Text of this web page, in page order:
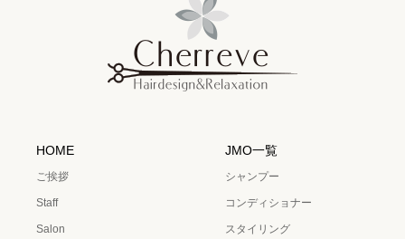
HOME
ご挨拶
Staff
Salon
JMO一覧
シャンプー
コンディショナー
スタイリング